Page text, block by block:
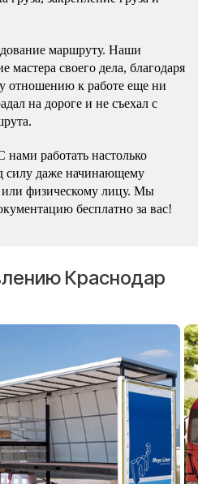
маршруту. Наши
мастера своего дела, благодаря
отношению к работе еще ни
на дороге и не съехал с
нами работать настолько
силу даже начинающему
физическому лицу. Мы
бесплатно за вас!
Краснодар